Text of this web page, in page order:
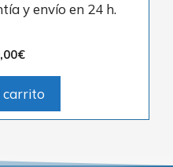
y envío en 24 h.
€
carrito